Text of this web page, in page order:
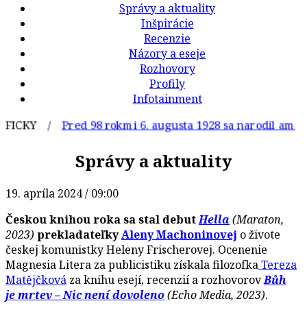
Správy a aktuality
Inšpirácie
Recenzie
Názory a eseje
Rozhovory
Profily
Infotainment
/Pred 98 rokmi 6. augusta 1928 sa narodil
Správy a aktuality
19. apríla 2024 / 09:00
Českou knihou roka sa stal debutHella (Maraton,
2023) prekladateľkyAleny Machoninovej o živote
českej komunistky Heleny Frischerovej. Ocenenie
Magnesia Litera za publicistiku získala filozofkaTereza
Matějčková za knihu esejí, recenzií a rozhovorovBůh
je mrtev – Nic není dovoleno(Echo Media, 2023).